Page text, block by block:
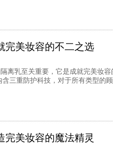
完美妆容的不二之选
离乳至关重要，它是成就完美妆
三重防护科技，对于所有类型的
完美妆容的魔法精灵